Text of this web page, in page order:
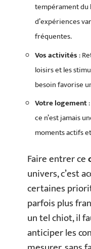
tempérament du
d’expériences
fréquentes.
Vos activités:
loisirs et les
besoin favorise
Votre logement
ce n’est jamais
moments actifs
Faire entrer ce
univers, c’est
certaines
parfois plus
un tel chiot, il
anticiper les